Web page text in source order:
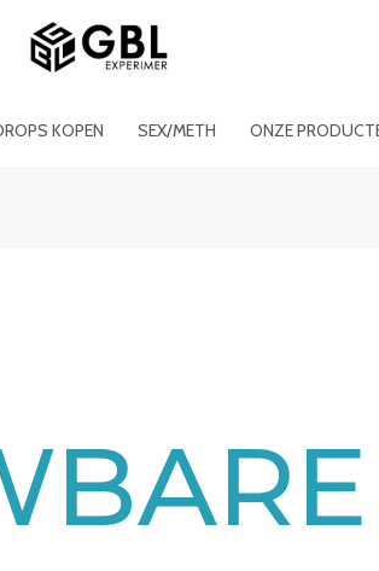
KOPEN SEX/METH ONZE